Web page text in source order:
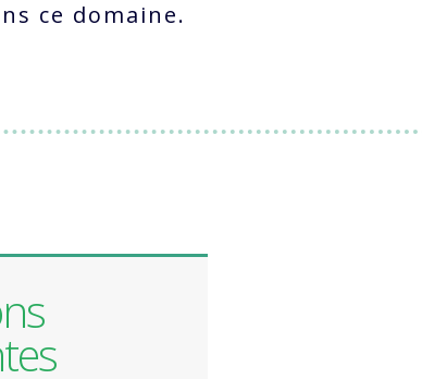
ce domaine.